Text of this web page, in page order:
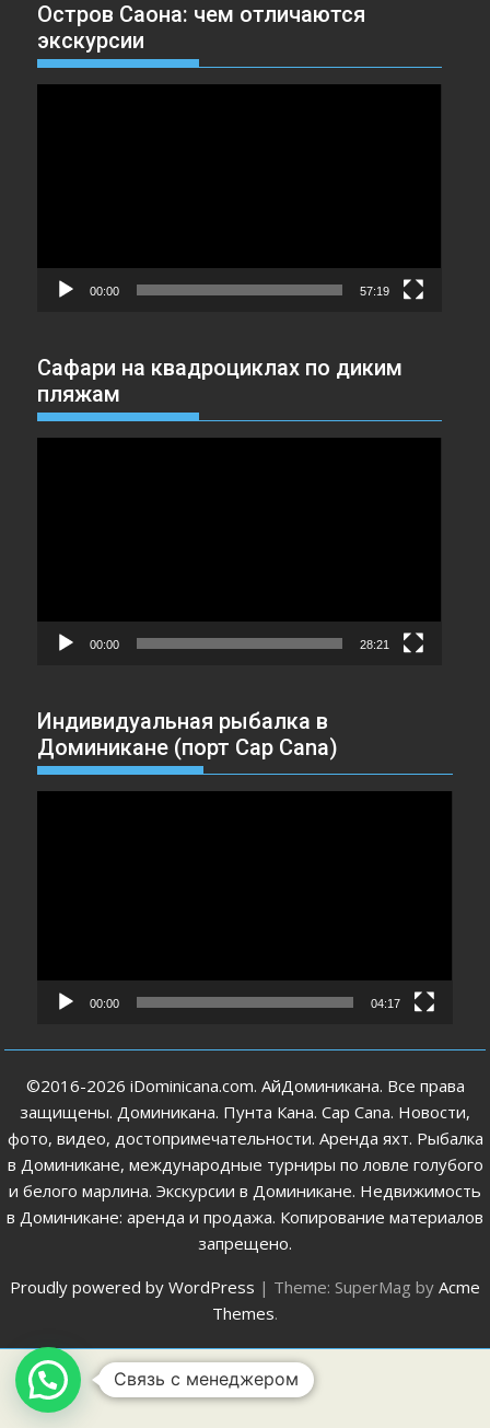
Остров Саона: чем отличаются
экскурсии
00:00 57:19
Сафари на квадроциклах по диким
пляжам
00:00 28:21
Индивидуальная рыбалка в
Доминикане (порт Cap Cana)
00:00 04:17
©2016-2026 iDominicana.com. АйДоминикана. Все права
защищены. Доминикана. Пунта Кана. Cap Cana. Новости,
фото, видео, достопримечательности. Аренда яхт. Рыбалка
в Доминикане, международные турниры по ловле голубого
и белого марлина. Экскурсии в Доминикане. Недвижимость
в Доминикане: аренда и продажа. Копирование материалов
запрещено.
Proudly powered by WordPress | Theme: SuperMag by Acme
Themes.
Связь с менеджером